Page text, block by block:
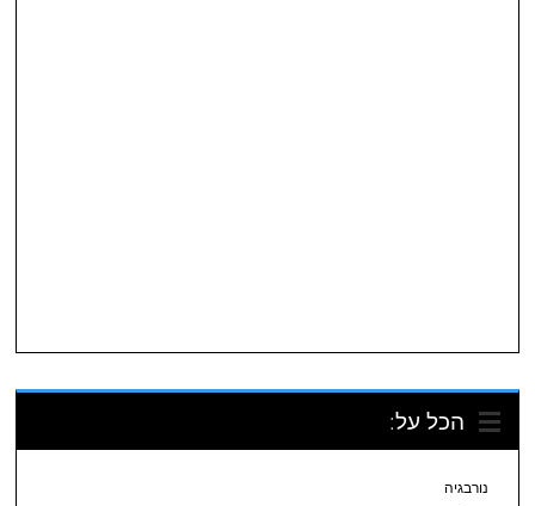
הכל על:
נורבגיה